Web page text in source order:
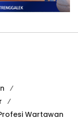
Wartawan